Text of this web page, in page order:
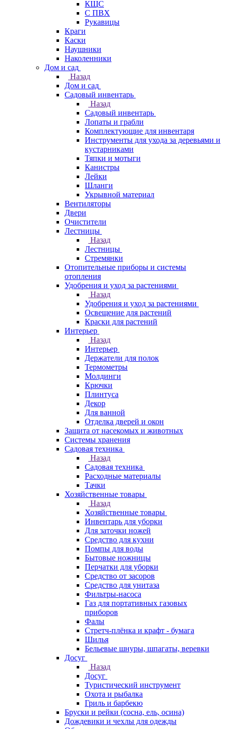
КЩС
С ПВХ
Рукавицы
Краги
Каски
Наушники
Наколенники
Дом и сад
Назад
Дом и сад
Садовый инвентарь
Назад
Садовый инвентарь
Лопаты и грабли
Комплектующие для инвентаря
Инструменты для ухода за деревьями и
кустарниками
Тяпки и мотыги
Канистры
Лейки
Шланги
Укрывной материал
Вентиляторы
Двери
Очистители
Лестницы
Назад
Лестницы
Стремянки
Отопительные приборы и системы
отопления
Удобрения и уход за растениями
Назад
Удобрения и уход за растениями
Освещение для растений
Краски для растений
Интерьер
Назад
Интерьер
Держатели для полок
Термометры
Молдинги
Крючки
Плинтуса
Декор
Для ванной
Отделка дверей и окон
Защита от насекомых и животных
Системы хранения
Садовая техника
Назад
Садовая техника
Расходные материалы
Тачки
Хозяйственные товары
Назад
Хозяйственные товары
Инвентарь для уборки
Для заточки ножей
Средство для кухни
Помпы для воды
Бытовые ножницы
Перчатки для уборки
Средство от засоров
Средство для унитаза
Фильтры-насоса
Газ для портативных газовых
приборов
Фалы
Стретч-плёнка и крафт - бумага
Шилья
Бельевые шнуры, шпагаты, веревки
Досуг
Назад
Досуг
Туристический инструмент
Охота и рыбалка
Гриль и барбекю
Бруски и рейки (сосна, ель, осина)
Дождевики и чехлы для одежды